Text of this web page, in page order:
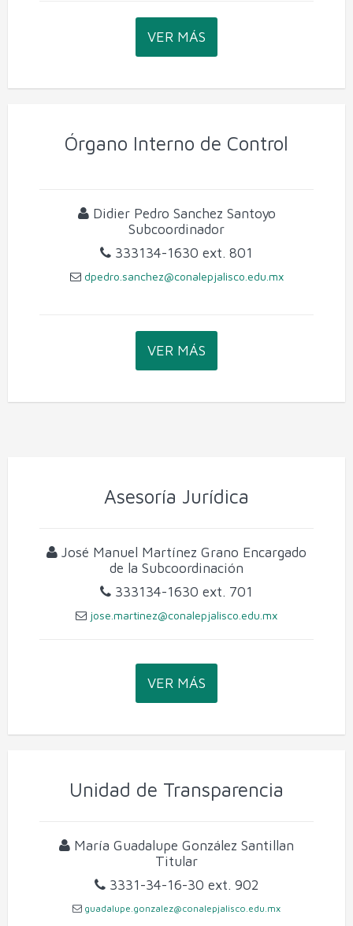
VER MÁS
Órgano Interno de Control
Didier Pedro Sanchez Santoyo
Subcoordinador
333134-1630 ext. 801
dpedro.sanchez@conalepjalisco.edu.mx
VER MÁS
Asesoría Jurídica
José Manuel Martínez Grano Encargado
de la Subcoordinación
333134-1630 ext. 701
jose.martinez@conalepjalisco.edu.mx
VER MÁS
Unidad de Transparencia
María Guadalupe González Santillan
Titular
3331-34-16-30 ext. 902
guadalupe.gonzalez@conalepjalisco.edu.mx